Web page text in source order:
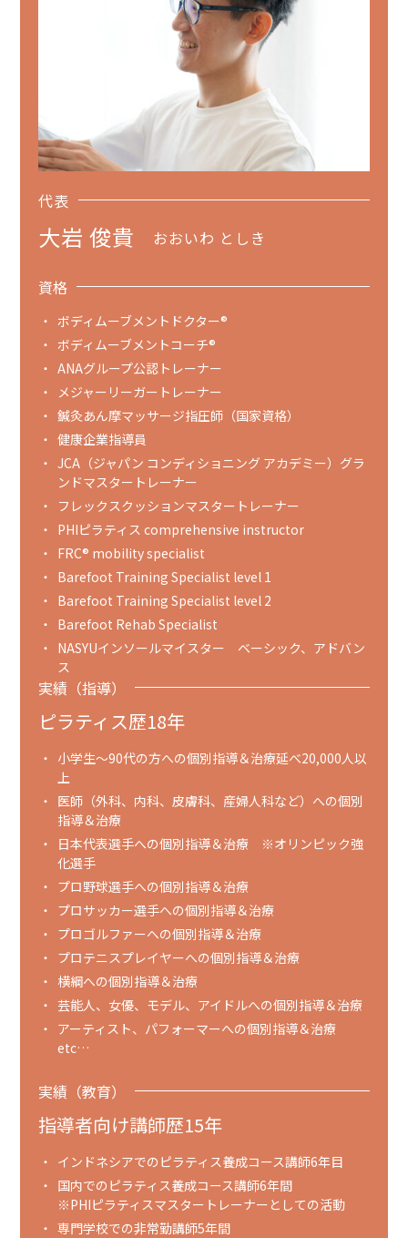
代表
大岩 俊貴 おおいわ としき
資格
ボディムーブメントドクター®︎
ボディムーブメントコーチ®
ANAグループ公認トレーナー
メジャーリーガートレーナー
鍼灸あん摩マッサージ指圧師（国家資格）
健康企業指導員
JCA（ジャパン コンディショニング アカデミー）グラ
ンドマスタートレーナー
フレックスクッションマスタートレーナー
PHIピラティス comprehensive instructor
FRC®︎ mobility specialist
Barefoot Training Specialist level 1
Barefoot Training Specialist level 2
Barefoot Rehab Specialist
NASYUインソールマイスター ベーシック、アドバン
ス
実績（指導）
ピラティス歴18年
小学生～90代の方への個別指導＆治療延べ20,000人以
上
医師（外科、内科、皮膚科、産婦人科など）への個別
指導＆治療
日本代表選手への個別指導＆治療 ※オリンピック強
化選手
プロ野球選手への個別指導＆治療
プロサッカー選手への個別指導＆治療
プロゴルファーへの個別指導＆治療
プロテニスプレイヤーへの個別指導＆治療
横綱への個別指導＆治療
芸能人、女優、モデル、アイドルへの個別指導＆治療
アーティスト、パフォーマーへの個別指導＆治療
etc…
実績（教育）
指導者向け講師歴15年
インドネシアでのピラティス養成コース講師6年目
国内でのピラティス養成コース講師6年間
※PHIピラティスマスタートレーナーとしての活動
専門学校での非常勤講師5年間